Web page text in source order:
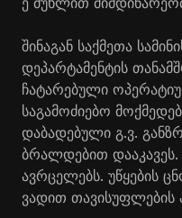
შინაგან საქმეთა
დეპარტამენტის
ჩატარებული
საგამოძიებო
დაბადებული გ.ვ.
ბრალდებით დააკავეს.
ავრცელებს. უწყების
ვადით თავისუფლების